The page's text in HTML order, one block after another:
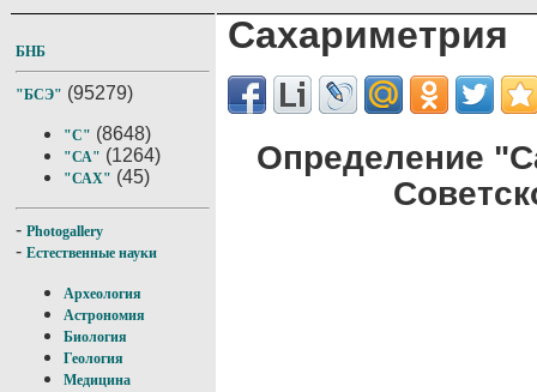
БНБ
"БСЭ" (95279)
"С" (8648)
"СА" (1264)
"САХ" (45)
- Photogallery
- Естественные науки
Археология
Астрономия
Биология
Геология
Медицина
Сахариметрия
Определение